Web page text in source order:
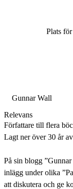
Plats
Gunnar Wall
Relevans
Författare till flera
Lagt ner över 30 år
På sin blogg
inlägg under olika
att diskutera och ge